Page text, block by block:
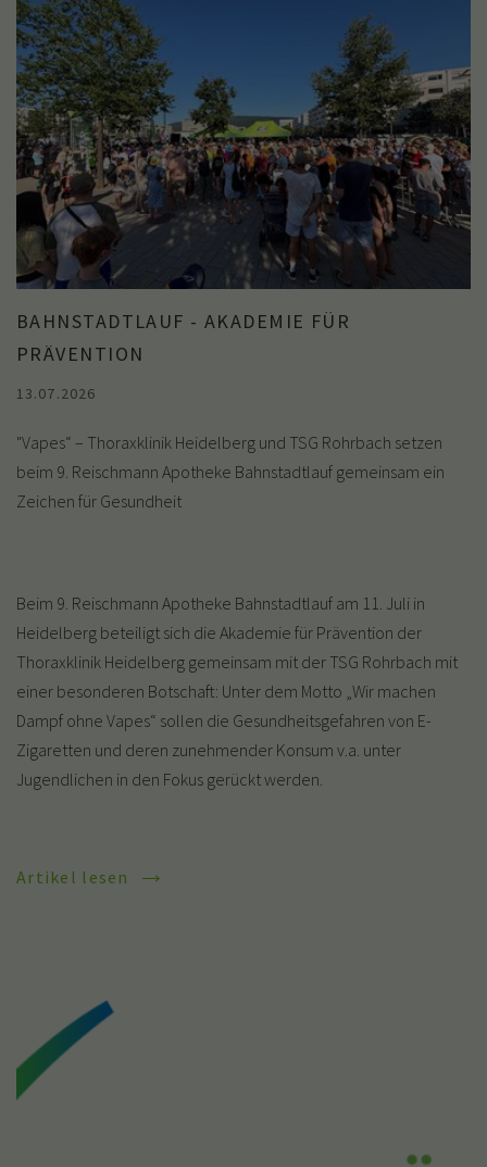
BAHNSTADTLAUF - AKADEMIE FÜR
PRÄVENTION
13.07.2026
"Vapes“ – Thoraxklinik Heidelberg und TSG Rohrbach setzen
beim 9. Reischmann Apotheke Bahnstadtlauf gemeinsam ein
Zeichen für Gesundheit
Beim 9. Reischmann Apotheke Bahnstadtlauf am 11. Juli in
Heidelberg beteiligt sich die Akademie für Prävention der
Thoraxklinik Heidelberg gemeinsam mit der TSG Rohrbach mit
einer besonderen Botschaft: Unter dem Motto „Wir machen
Dampf ohne Vapes“ sollen die Gesundheitsgefahren von E-
Zigaretten und deren zunehmender Konsum v.a. unter
Jugendlichen in den Fokus gerückt werden.
Artikel lesen